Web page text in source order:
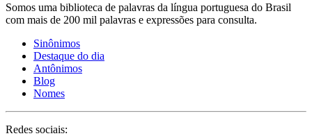
Somos uma biblioteca de palavras da língua portuguesa do Brasil
com mais de 200 mil palavras e expressões para consulta.
Sinônimos
Destaque do dia
Antônimos
Blog
Nomes
Redes sociais: